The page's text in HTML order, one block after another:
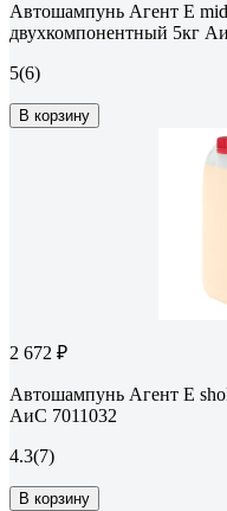
Автошампунь Агент Е
двухкомпонентный 5кг
5(6)
В корзину
2 672 ₽
Автошампунь Агент Е
АиС 7011032
4.3(7)
В корзину